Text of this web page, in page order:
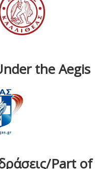
the Aegis
Part of